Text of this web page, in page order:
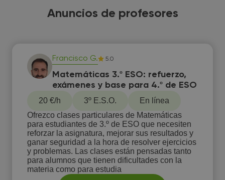
Anuncios de profesores
Francisco G. 5.0
Matemáticas 3.º ESO: refuerzo,
exámenes y base para 4.º de ESO
20 €/h 3º E.S.O.
En línea
Ofrezco clases particulares de Matemáticas
para estudiantes de 3.º de ESO que necesiten
reforzar la asignatura, mejorar sus resultados y
ganar seguridad a la hora de resolver ejercicios
y problemas. Las clases están pensadas tanto
para alumnos que tienen dificultades con la
materia como para estudia